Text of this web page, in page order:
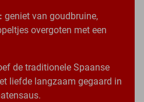
geniet van goudbruine,
overgoten met een
de traditionele Spaanse
liefde langzaam gegaard in